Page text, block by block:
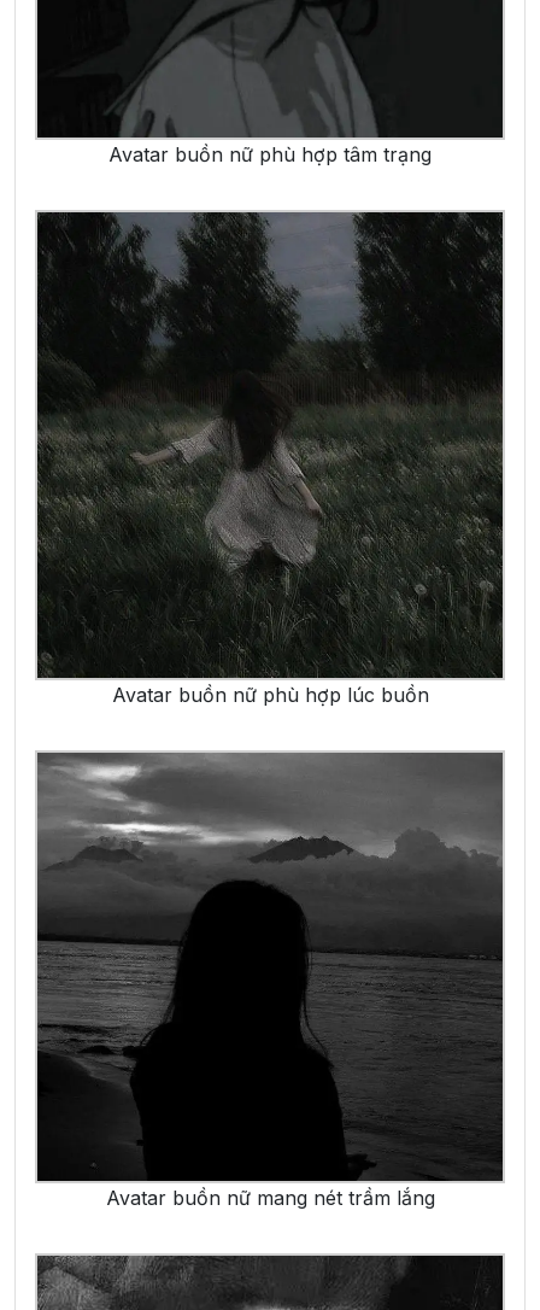
Avatar buồn nữ phù hợp tâm trạng
Avatar buồn nữ phù hợp lúc buồn
Avatar buồn nữ mang nét trầm lắng